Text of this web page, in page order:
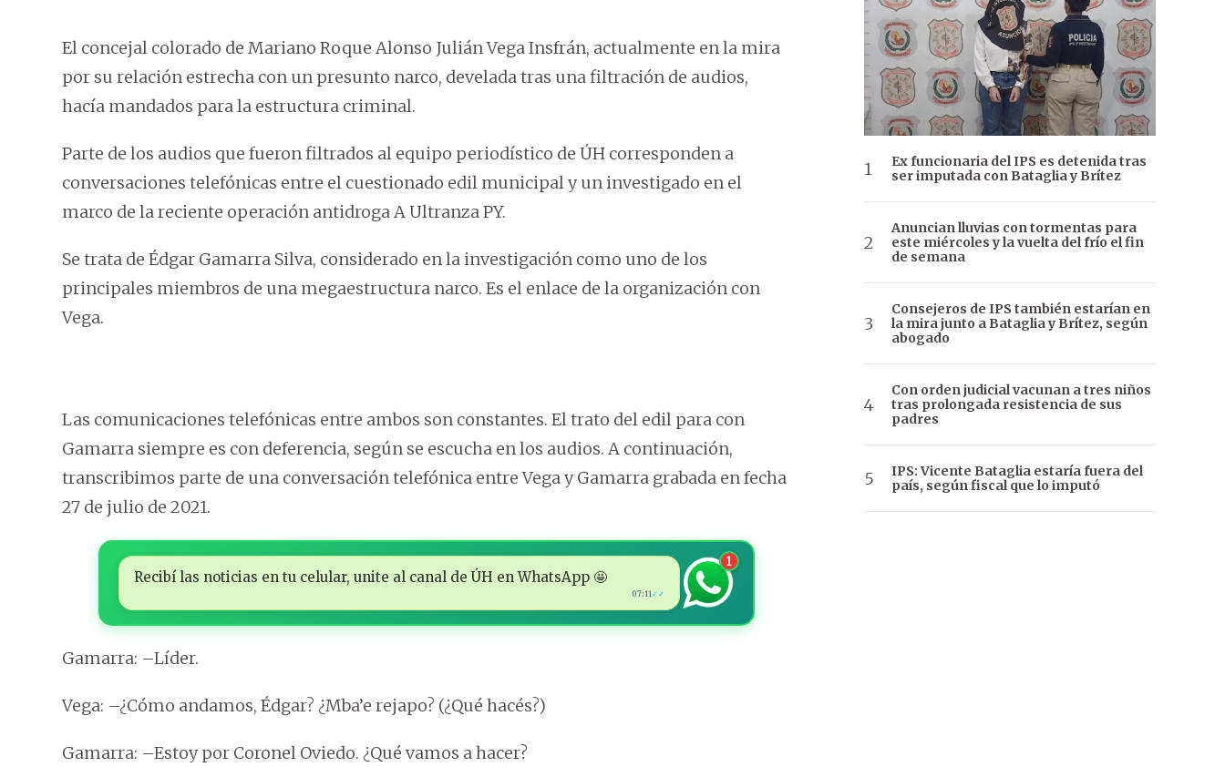
El concejal colorado de Mariano Roque Alonso Julián Vega Insfrán, actualmente en la mira
por su relación estrecha con un presunto narco, develada tras una filtración de audios,
hacía mandados para la estructura criminal.
Parte de los audios que fueron filtrados al equipo periodístico de ÚH corresponden a
conversaciones telefónicas entre el cuestionado edil municipal y un investigado en el
marco de la reciente operación antidroga A Ultranza PY.
Se trata de Édgar Gamarra Silva, considerado en la investigación como uno de los
principales miembros de una megaestructura narco. Es el enlace de la organización con
Vega.
Las comunicaciones telefónicas entre ambos son constantes. El trato del edil para con
Gamarra siempre es con deferencia, según se escucha en los audios. A continuación,
transcribimos parte de una conversación telefónica entre Vega y Gamarra grabada en fecha
27 de julio de 2021.
Recibí las noticias en tu celular, unite al canal de ÚH en WhatsApp 🤩
07:11✓✓
1
Gamarra: –Líder.
Vega: –¿Cómo andamos, Édgar? ¿Mba’e rejapo? (¿Qué hacés?)
Gamarra: –Estoy por Coronel Oviedo. ¿Qué vamos a hacer?
Ex funcionaria del IPS es detenida tras
ser imputada con Bataglia y Brítez
Anuncian lluvias con tormentas para
este miércoles y la vuelta del frío el fin
de semana
Consejeros de IPS también estarían en
la mira junto a Bataglia y Brítez, según
abogado
Con orden judicial vacunan a tres niños
tras prolongada resistencia de sus
padres
IPS: Vicente Bataglia estaría fuera del
país, según fiscal que lo imputó